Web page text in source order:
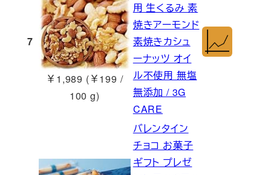
7
￥1,989 (￥199 /
100 g)
用 生くるみ 素
焼きアーモンド
素焼きカシュ
ーナッツ オイ
ル不使用 無塩
無添加 / 3G
CARE
バレンタイン
チョコ お菓子
ギフト プレゼ